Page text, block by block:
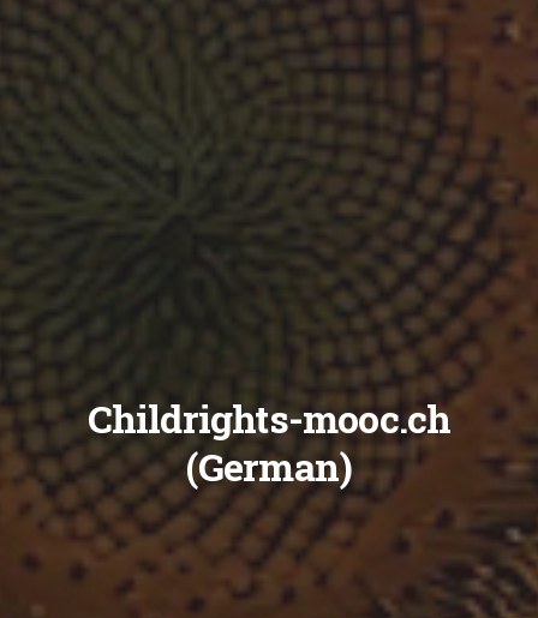
Childrights-mooc.ch
(German)